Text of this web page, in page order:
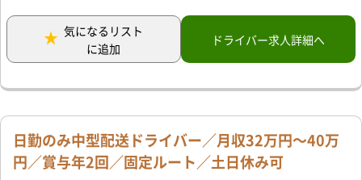
気になるリスト
に追加
ドライバー求人詳細へ
日勤のみ中型配送ドライバー／月収32万円～40万
円／賞与年2回／固定ルート／土日休み可